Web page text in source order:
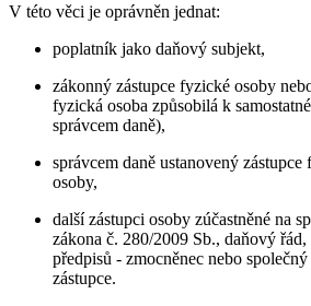
V této věci je oprávněn jednat:
poplatník jako daňový subjekt,
zákonný zástupce fyzické osoby
fyzická osoba způsobilá k
správcem daně),
správcem daně ustanovený
osoby,
další zástupci osoby zúčastněné na
zákona č. 280/2009 Sb., daňový
předpisů - zmocněnec nebo
zástupce.